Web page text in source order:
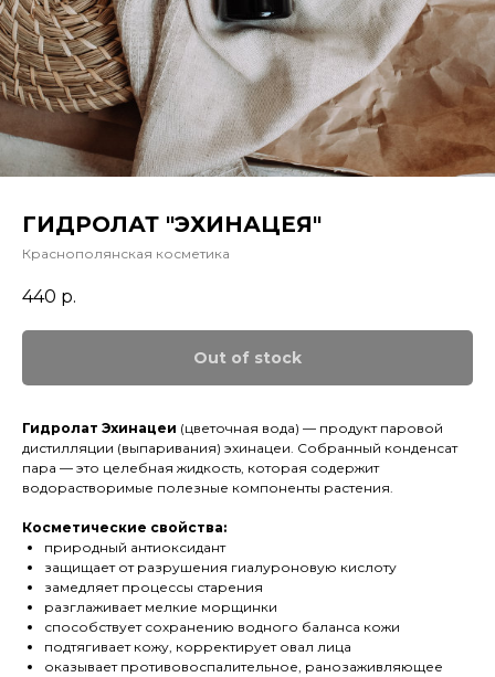
ГИДРОЛАТ "ЭХИНАЦЕЯ"
Краснополянская косметика
440 р.
Out of stock
Гидролат Эхинацеи (цветочная вода) — продукт паровой
дистилляции (выпаривания) эхинацеи. Собранный конденсат
пара — это целебная жидкость, которая содержит
водорастворимые полезные компоненты растения.
Косметические свойства:
природный антиоксидант
защищает от разрушения гиалуроновую кислоту
замедляет процессы старения
разглаживает мелкие морщинки
способствует сохранению водного баланса кожи
подтягивает кожу, корректирует овал лица
оказывает противовоспалительное, ранозаживляющее